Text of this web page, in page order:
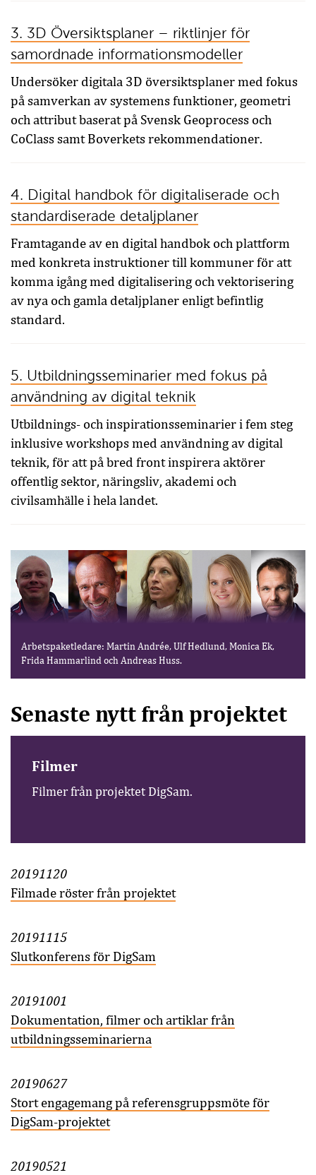
3. 3D Översiktsplaner – riktlinjer för
samordnade informationsmodeller
Undersöker digitala 3D översiktsplaner med fokus
på samverkan av systemens funktioner, geometri
och attribut baserat på Svensk Geoprocess och
CoClass samt Boverkets rekommendationer.
4. Digital handbok för digitaliserade och
standardiserade detaljplaner
Framtagande av en digital handbok och plattform
med konkreta instruktioner till kommuner för att
komma igång med digitalisering och vektorisering
av nya och gamla detaljplaner enligt befintlig
standard.
5. Utbildningsseminarier med fokus på
användning av digital teknik
Utbildnings- och inspirationsseminarier i fem steg
inklusive workshops med användning av digital
teknik, för att på bred front inspirera aktörer
offentlig sektor, näringsliv, akademi och
civilsamhälle i hela landet.
Arbetspaketledare: Martin Andrée, Ulf Hedlund, Monica Ek,
Frida Hammarlind och Andreas Huss.
Senaste nytt från projektet
Filmer
Filmer från projektet DigSam.
20191120
Filmade röster från projektet
20191115
Slutkonferens för DigSam
20191001
Dokumentation, filmer och artiklar från
utbildningsseminarierna
20190627
Stort engagemang på referensgruppsmöte för
DigSam-projektet
20190521